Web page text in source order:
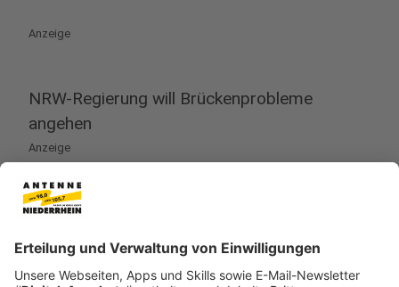
Anzeige
NRW-Regierung will Brückenprobleme
angehen
Anzeige
NRW-Verkehrsminister Oliver Krischer (Grüne) kennt
Ursachen für das Drama mit den Brücken: “Wir haben
eine Zunahme des Verkehrs - insbesondere des